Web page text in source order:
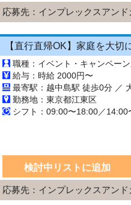
応募先：インプレックスアン
職種：イベント・キャンペー
給与：時給 2000円〜
勤務地：東京都江東区
検討中リストに追加
応募先：インプレックスアン